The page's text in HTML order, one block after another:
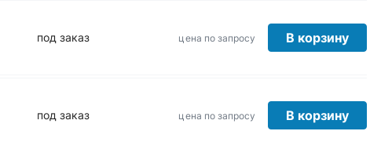
под заказ цена по запросу В корзину
под заказ цена по запросу В корзину